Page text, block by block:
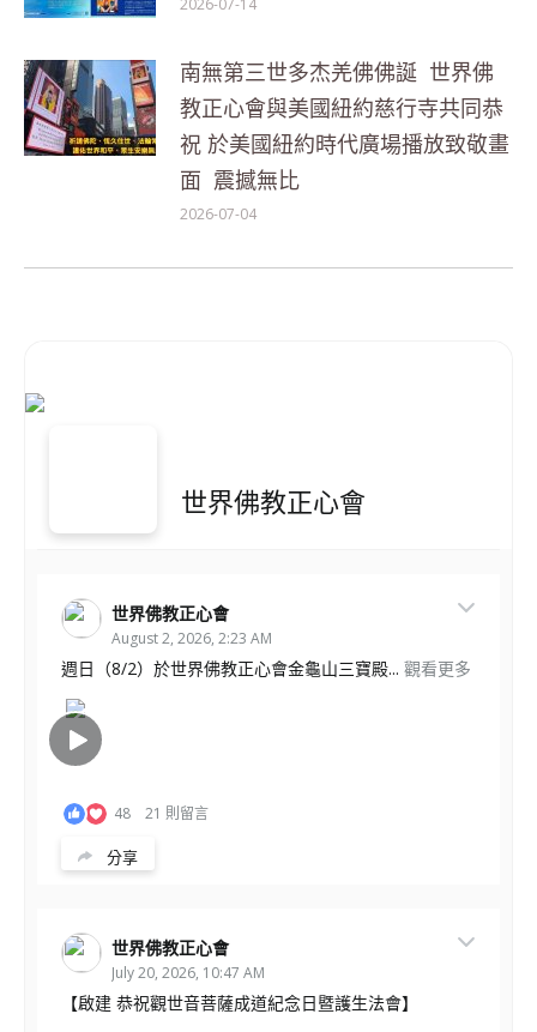
2026-07-14
南無第三世多杰羌佛佛誕 世界佛
教正心會與美國紐約慈行寺共同恭
祝 於美國紐約時代廣場播放致敬畫
面 震撼無比
2026-07-04
世界佛教正心會
世界佛教正心會
August 2, 2026, 2:23 AM
週日（8/2）於世界佛教正心會金龜山三寶殿... 觀看更多
48 21 則留言
分享
世界佛教正心會
July 20, 2026, 10:47 AM
【啟建 恭祝觀世音菩薩成道紀念日暨護生法會】